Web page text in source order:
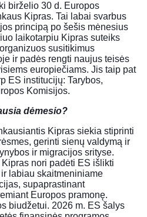
birželio 30 d. Europos
Kipras. Tai labai svarbus
principą po šešis mėnesius
laikotarpiu Kipras suteiks
susitikimus
ir padės rengti naujus teisės
europiečiams. Jis taip pat
ES institucijų: Tarybos,
Komisijos.
dėmesio?
Kipras siekia stiprinti
gerinti sienų valdymą ir
ir migracijos srityse.
nori padėti ES išlikti
labiau skaitmeniniame
supaprastinant
Europos pramonę.
biudžetui. 2026 m. ES šalys